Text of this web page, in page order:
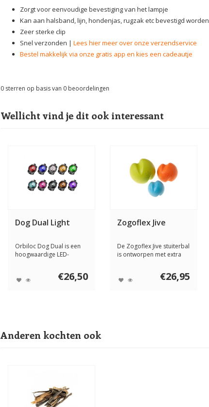
Zorgt voor eenvoudige bevestiging van het lampje
Kan aan halsband, lijn, hondenjas, rugzak etc bevestigd worden
Zeer sterke clip
Snel verzonden | Lees hier meer over onze verzendservice
Bestel makkelijk via onze gratis app en kies een cadeautje
0 sterren op basis van 0 beoordelingen
Wellicht vind je dit ook interessant
Dog Dual Light
Orbiloc Dog Dual is een
hoogwaardige LED-
€26,50
Zogoflex Jive
De Zogoflex Jive stuiterbal
is ontworpen met extra
€26,95
Anderen kochten ook